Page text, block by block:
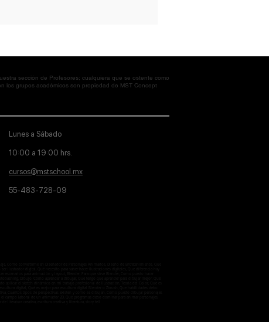
sección de Profesores; cualquiera que se ostente como
los grupos académicos son propiedad de MST Concept
Lunes a Sábado
10:00 a 19:00 hrs.
cursos@mstschool.mx
55-483-728-09